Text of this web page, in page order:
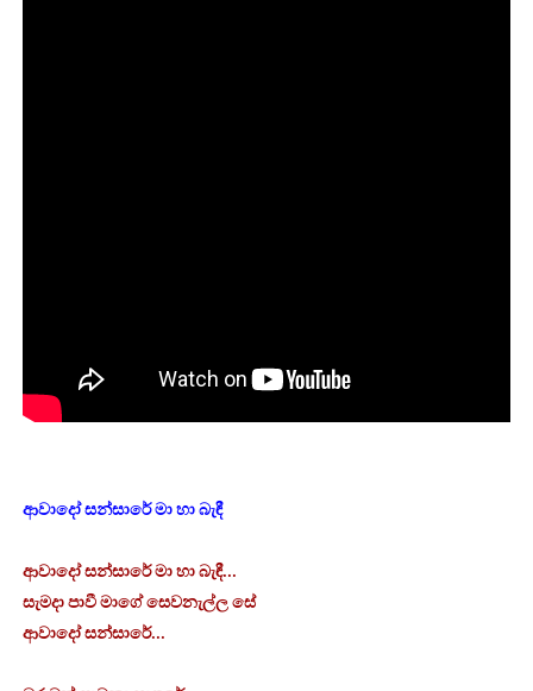
ආවාදෝ සන්සාරේමා හා බැඳී
ආවාදෝ සන්සාරේමා හා බැඳී...
සැමදා පාවී මාගේ සෙවනැල්ල සේ
ආවාදෝ සන්සාරේ...